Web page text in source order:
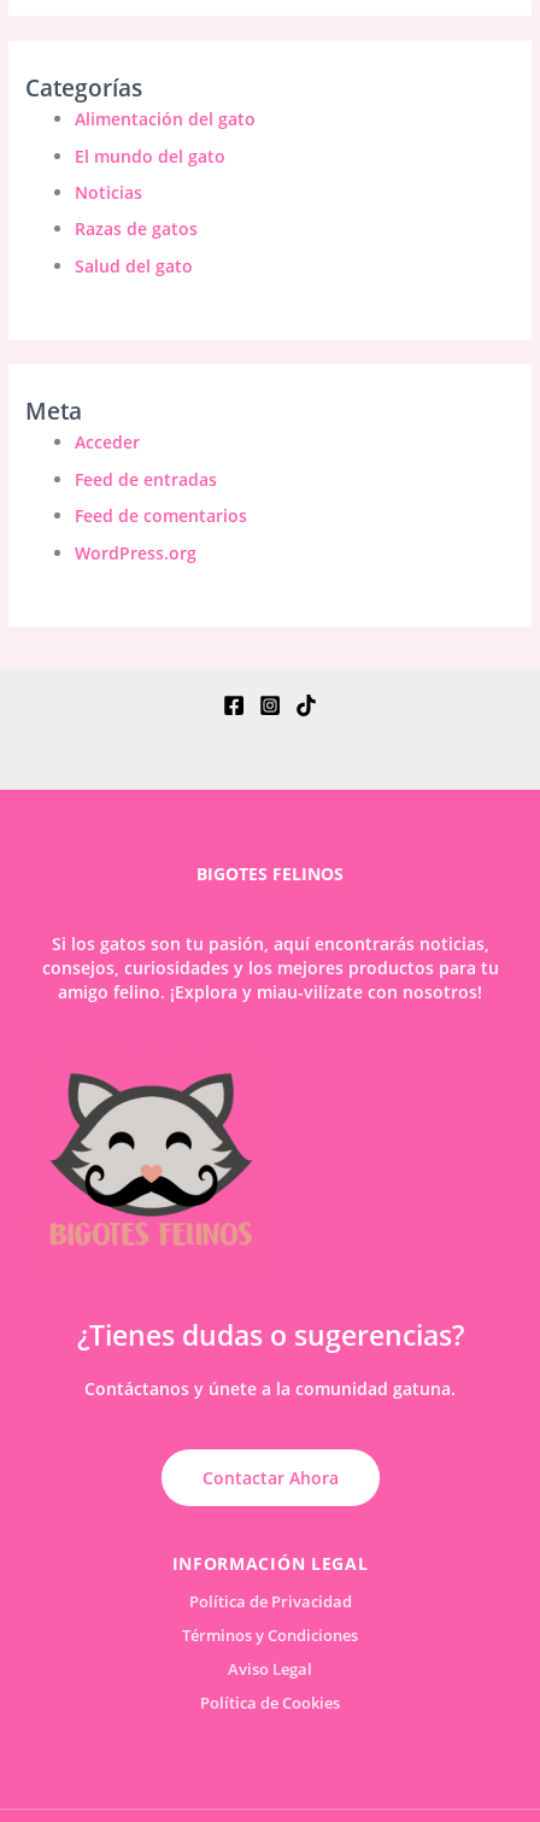
Categorías
Alimentación del gato
El mundo del gato
Noticias
Razas de gatos
Salud del gato
Meta
Acceder
Feed de entradas
Feed de comentarios
WordPress.org
BIGOTES FELINOS
Si los gatos son tu pasión, aquí encontrarás noticias,
consejos, curiosidades y los mejores productos para tu
amigo felino. ¡Explora y miau-vilízate con nosotros!
¿Tienes dudas o sugerencias?
Contáctanos y únete a la comunidad gatuna.
Contactar Ahora
INFORMACIÓN LEGAL
Política de Privacidad
Términos y Condiciones
Aviso Legal
Política de Cookies